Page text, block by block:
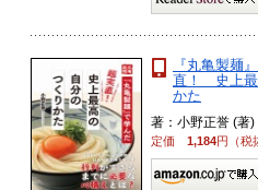
『丸亀製麺
直！ 史上最
かた
著：小野正誉 (著)
定価 1,184円（税